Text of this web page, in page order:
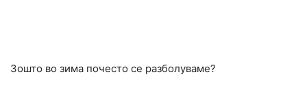
Зошто во зима почесто се разболуваме?